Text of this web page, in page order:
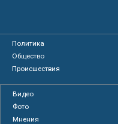
Политика
Общество
Происшествия
Видео
Фото
Мнения